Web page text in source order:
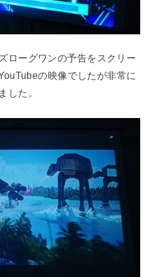
ローグワンの予告をスクリー
の映像でしたが非常に
した。